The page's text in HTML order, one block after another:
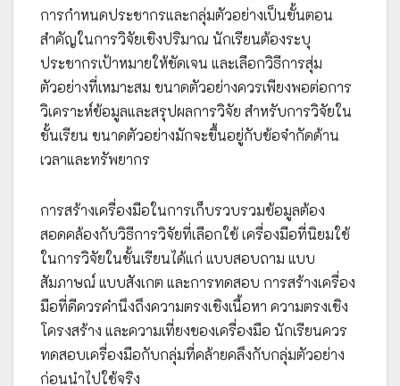
การกำหนดประชากรและกลุ่มตัวอย่างเป็นขั้นตอน
สำคัญในการวิจัยเชิงปริมาณ นักเรียนต้องระบุ
ประชากรเป้าหมายให้ชัดเจน และเลือกวิธีการสุ่ม
ตัวอย่างที่เหมาะสม ขนาดตัวอย่างควรเพียงพอต่อการ
วิเคราะห์ข้อมูลและสรุปผลการวิจัย สำหรับการวิจัยใน
ชั้นเรียน ขนาดตัวอย่างมักจะขึ้นอยู่กับข้อจำกัดด้าน
เวลาและทรัพยากร
การสร้างเครื่องมือในการเก็บรวบรวมข้อมูลต้อง
สอดคล้องกับวิธีการวิจัยที่เลือกใช้ เครื่องมือที่นิยมใช้
ในการวิจัยในชั้นเรียนได้แก่ แบบสอบถาม แบบ
สัมภาษณ์ แบบสังเกต และการทดสอบ การสร้างเครื่อง
มือที่ดีควรคำนึงถึงความตรงเชิงเนื้อหา ความตรงเชิง
โครงสร้าง และความเที่ยงของเครื่องมือ นักเรียนควร
ทดสอบเครื่องมือกับกลุ่มที่คล้ายคลึงกับกลุ่มตัวอย่าง
ก่อนนำไปใช้จริง